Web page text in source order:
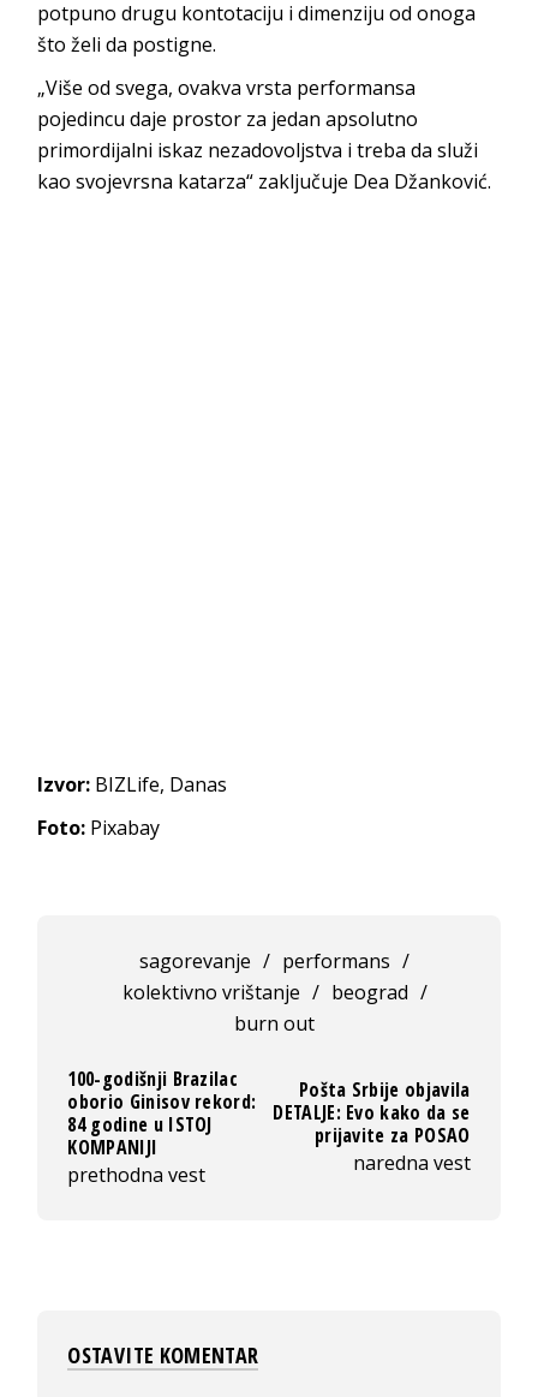
potpuno drugu kontotaciju i dimenziju od onoga
što želi da postigne.
„Više od svega, ovakva vrsta performansa
pojedincu daje prostor za jedan apsolutno
primordijalni iskaz nezadovoljstva i treba da služi
kao svojevrsna katarza“ zaključuje Dea Džanković.
Izvor: BIZLife, Danas
Foto: Pixabay
sagorevanje / performans /
kolektivno vrištanje / beograd /
burn out
100-godišnji Brazilac
oborio Ginisov rekord:
84 godine u ISTOJ
KOMPANIJI
prethodna vest
Pošta Srbije objavila
DETALJE: Evo kako da se
prijavite za POSAO
naredna vest
OSTAVITE KOMENTAR